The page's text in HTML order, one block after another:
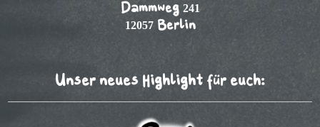
Dammweg 241
12057 Berlin
Unser neues Highlight für euch: